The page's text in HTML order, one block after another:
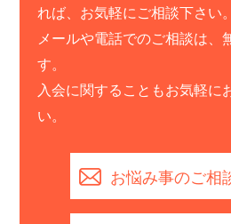
れば、お気軽にご相談下さい。
メールや電話でのご相談は、
す。
入会に関することもお気軽に
い。
お悩み事のご相